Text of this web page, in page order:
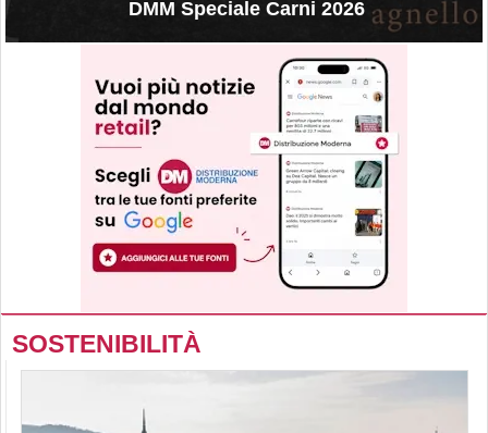
DMM Speciale Carni 2026
SOSTENIBILITÀ